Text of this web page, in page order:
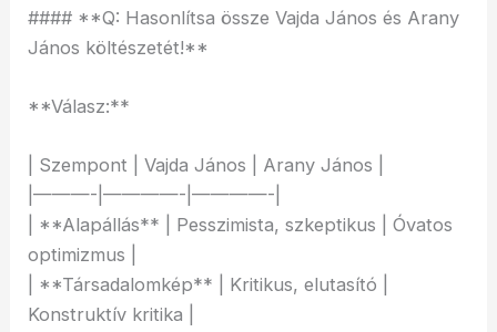
#### **Q: Hasonlítsa össze Vajda János és Arany
János költészetét!**
**Válasz:**
| Szempont | Vajda János | Arany János |
|———-|————-|————-|
| **Alapállás** | Pesszimista, szkeptikus | Óvatos
optimizmus |
| **Társadalomkép** | Kritikus, elutasító |
Konstruktív kritika |